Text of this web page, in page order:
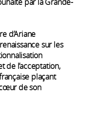
d’Ariane
sur les
de l’acceptation,
plaçant
de son